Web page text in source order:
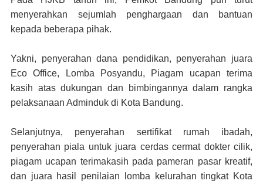
menyerahkan sejumlah penghargaan dan bantuan
kepada beberapa pihak.
Yakni, penyerahan dana pendidikan, penyerahan juara
Eco Office, Lomba Posyandu, Piagam ucapan terima
kasih atas dukungan dan bimbingannya dalam rangka
pelaksanaan Adminduk di Kota Bandung.
Selanjutnya, penyerahan sertifikat rumah ibadah,
penyerahan piala untuk juara cerdas cermat dokter cilik,
piagam ucapan terimakasih pada pameran pasar kreatif,
dan juara hasil penilaian lomba kelurahan tingkat Kota